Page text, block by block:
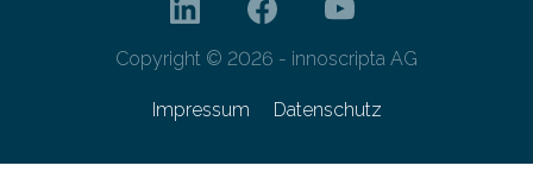
Copyright © 2026 - innoscripta AG
Impressum Datenschutz